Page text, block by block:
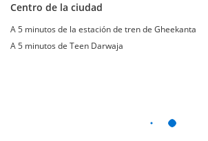
Centro de la ciudad
A 5 minutos de la estación de tren de Gheekanta
A 5 minutos de Teen Darwaja